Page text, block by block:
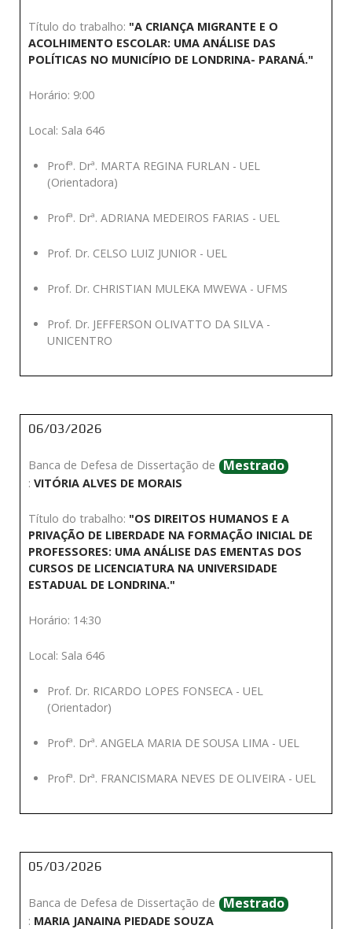
Título do trabalho: "A CRIANÇA MIGRANTE E O
ACOLHIMENTO ESCOLAR: UMA ANÁLISE DAS
POLÍTICAS NO MUNICÍPIO DE LONDRINA- PARANÁ."
Horário: 9:00
Local: Sala 646
Profª. Drª. MARTA REGINA FURLAN - UEL
(Orientadora)
Profª. Drª. ADRIANA MEDEIROS FARIAS - UEL
Prof. Dr. CELSO LUIZ JUNIOR - UEL
Prof. Dr. CHRISTIAN MULEKA MWEWA - UFMS
Prof. Dr. JEFFERSON OLIVATTO DA SILVA -
UNICENTRO
06/03/2026
Banca de Defesa de Dissertação de Mestrado
: VITÓRIA ALVES DE MORAIS
Título do trabalho: "OS DIREITOS HUMANOS E A
PRIVAÇÃO DE LIBERDADE NA FORMAÇÃO INICIAL DE
PROFESSORES: UMA ANÁLISE DAS EMENTAS DOS
CURSOS DE LICENCIATURA NA UNIVERSIDADE
ESTADUAL DE LONDRINA."
Horário: 14:30
Local: Sala 646
Prof. Dr. RICARDO LOPES FONSECA - UEL
(Orientador)
Profª. Drª. ANGELA MARIA DE SOUSA LIMA - UEL
Profª. Drª. FRANCISMARA NEVES DE OLIVEIRA - UEL
05/03/2026
Banca de Defesa de Dissertação de Mestrado
: MARIA JANAINA PIEDADE SOUZA